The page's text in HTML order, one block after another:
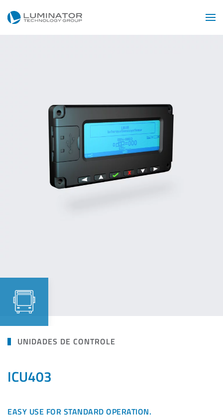
Skip to main content
UNIDADES DE CONTROLE
ICU403
EASY USE FOR STANDARD OPERATION.